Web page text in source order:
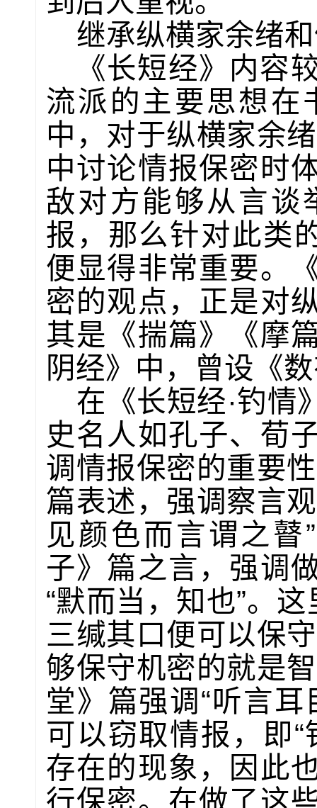
继承纵横家余绪
《长短经》内容
流派的主要思想在
中，对于纵横家余
中讨论情报保密时
敌对方能够从言谈
报，那么针对此类
便显得非常重要。
密的观点，正是对
其是《揣篇》《摩
阴经》中，曾设《
在《长短经·钓情
史名人如孔子、荀
调情报保密的重要
篇表述，强调察言
见颜色而言谓之瞽
子》篇之言，强调
“默而当，知也”。
三缄其口便可以保
够保守机密的就是
堂》篇强调“听言
可以窃取情报，即
存在的现象，因此
行保密。在做了这